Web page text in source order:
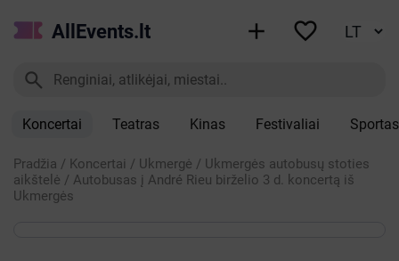
AllEvents.lt  

Koncertai Teatras Kinas Festivaliai Sportas
Pradžia / Koncertai / Ukmergė / Ukmergės autobusų stoties
aikštelė / Autobusas į André Rieu birželio 3 d. koncertą iš
Ukmergės